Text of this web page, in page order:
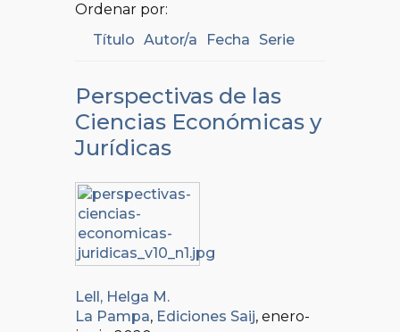
Ordenar por:
Título Autor/a Fecha Serie
Perspectivas de las
Ciencias Económicas y
Jurídicas
Lell, Helga M.
La Pampa, Ediciones Saij, enero-